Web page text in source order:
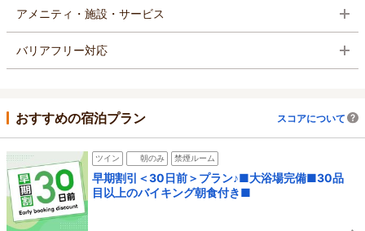
アメニティ・施設・サービス
バリアフリー対応
おすすめの宿泊プラン スコアについて
ツイン 朝のみ 禁煙ルーム
早期割引＜30日前＞プラン♪■大浴場完備■30品
目以上のバイキング朝食付き■